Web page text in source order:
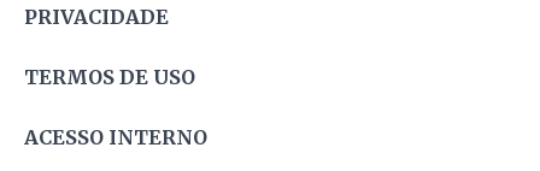
PRIVACIDADE
TERMOS DE USO
ACESSO INTERNO